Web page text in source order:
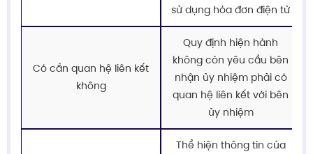
sử dụng hóa đơn điện tử
Có cần quan hệ liên kết
không
Quy định hiện hành
không còn yêu cầu bên
nhận ủy nhiệm phải có
quan hệ liên kết với bên
ủy nhiệm
Thể hiện thông tin của